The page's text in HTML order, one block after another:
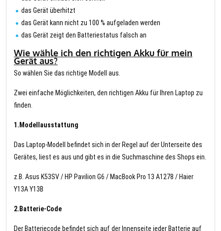
das Gerät überhitzt
das Gerät kann nicht zu 100 % aufgeladen werden
das Gerät zeigt den Batteriestatus falsch an
Wie wähle ich den richtigen Akku für mein
Gerät aus?
So wählen Sie das richtige Modell aus.
Zwei einfache Möglichkeiten, den richtigen Akku für Ihren Laptop zu
finden.
1.Modellausstattung
Das Laptop-Modell befindet sich in der Regel auf der Unterseite des
Gerätes, liest es aus und gibt es in die Suchmaschine des Shops ein.
z.B. Asus K53SV / HP Pavilion G6 / MacBook Pro 13 A1278 / Haier
Y13A Y13B
2.Batterie-Code
Der Batteriecode befindet sich auf der Innenseite jeder Batterie auf